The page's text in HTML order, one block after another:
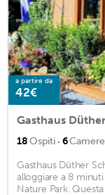
a partire da
42€
Gasthaus
18Ospiti · 6Camere
Gasthaus Düther
alloggiare a 8
Nature Park.